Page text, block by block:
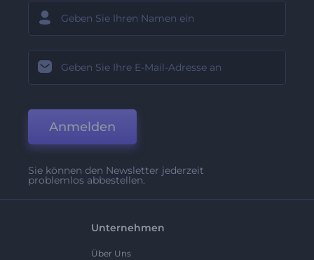
Anmelden
Sie können den Newsletter jederzeit
problemlos abbestellen.
Unternehmen
Über Uns